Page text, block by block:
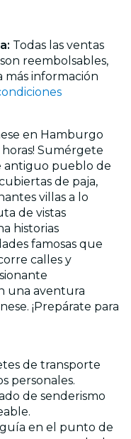
Todas las ventas
reembolsables,
más información
en Hamburgo
Sumérgete
antiguo pueblo de
de paja,
villas a lo
de vistas
historias
famosas que
calles y
una aventura
¡Prepárate para
de transporte
personales.
de senderismo
en el punto de